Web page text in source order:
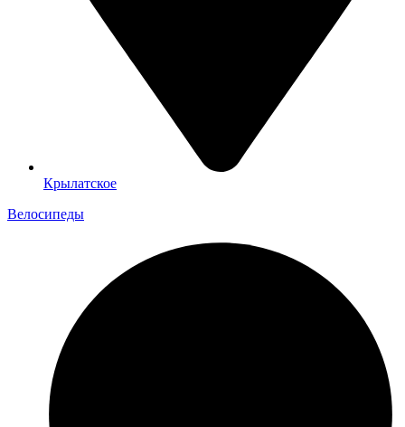
Крылатское
Велосипеды